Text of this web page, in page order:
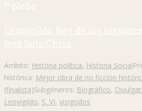
P. plebe
Leovigildo. Rey de los
José Soto Chica
Ámbito: Historia política, Historia Social
histórica: Mejor obra de no ficción
(finalista)Subgéneros: Biográfico,
Leovigildo, S. VI, visigodos